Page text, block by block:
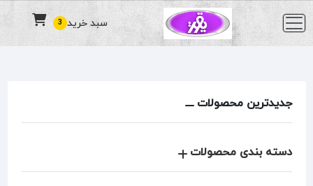
3 سبد خرید
جدیدترین محصولات
دسته بندی محصولات